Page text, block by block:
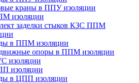
краны в ППУ изоляции
изоляции
заделки стыков КЗС ППМ
в ППМ изоляции
опоры в ППМ изоляции
изоляции
изоляции
в ЦПП изоляции